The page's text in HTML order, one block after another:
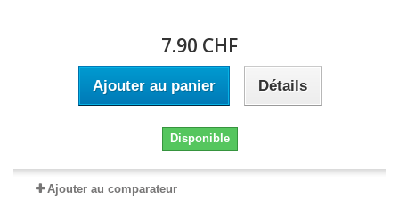
7.90 CHF
Ajouter au panier Détails
Disponible
Ajouter au comparateur